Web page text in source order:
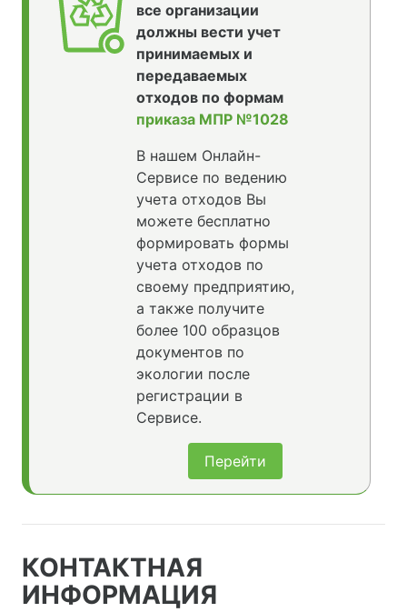
все организации
должны вести учет
принимаемых и
передаваемых
отходов по формам
приказа МПР №1028
В нашем Онлайн-
Сервисе по ведению
учета отходов Вы
можете бесплатно
формировать формы
учета отходов по
своему предприятию,
а также получите
более 100 образцов
документов по
экологии после
регистрации в
Сервисе.
Перейти
КОНТАКТНАЯ
ИНФОРМАЦИЯ